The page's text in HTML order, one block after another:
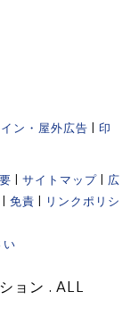
ン・屋外広告
印
サイトマップ
広
免責
リンクポリシ
い
ョン . ALL